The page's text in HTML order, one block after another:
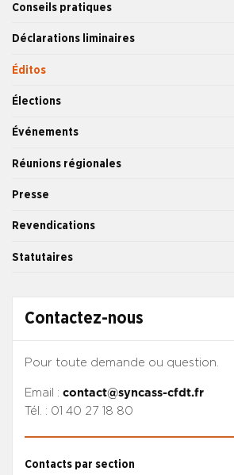
Conseils pratiques
Déclarations liminaires
Éditos
Élections
Événements
Réunions régionales
Presse
Revendications
Statutaires
Contactez-nous
Pour toute demande ou question.
Email : contact@syncass-cfdt.fr
Tél. : 01 40 27 18 80
Contacts par section